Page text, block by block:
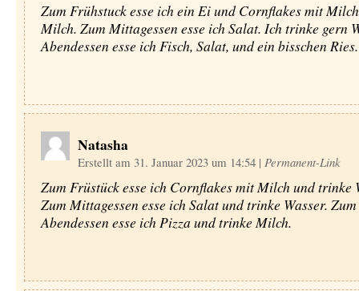
Zum Frühstuck esse ich ein Ei und Cornflakes mit
Milch. Zum Mittagessen esse ich Salat. Ich trinke gern
Abendessen esse ich Fisch, Salat, und ein bisschen Ries.
Natasha
Erstellt am 31. Januar 2023 um 14:54 | Permanent-Link
Zum Früstück esse ich Cornflakes mit Milch und trinke
Zum Mittagessen esse ich Salat und trinke Wasser. Zum
Abendessen esse ich Pizza und trinke Milch.